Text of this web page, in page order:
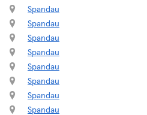
Spandau
Spandau
Spandau
Spandau
Spandau
Spandau
Spandau
Spandau